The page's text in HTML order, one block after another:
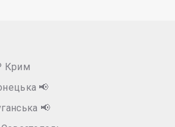
Крим
📢
📢